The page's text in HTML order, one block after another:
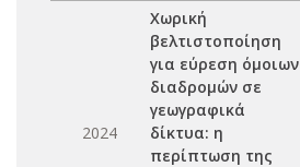
2024
Χωρική
βελτιστοποίηση
για εύρεση όμοιων
διαδρομών σε
γεωγραφικά
δίκτυα: η
περίπτωση της